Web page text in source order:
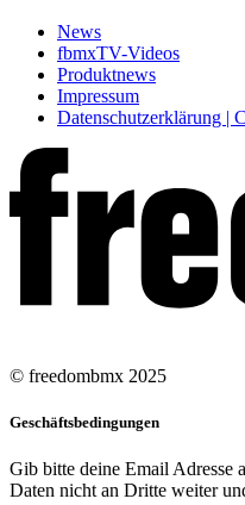
News
fbmxTV-Videos
Produktnews
Impressum
Datenschutzerklärung |
© freedombmx 2025
Geschäftsbedingungen
Gib bitte deine Email Adresse
Daten nicht an Dritte weiter